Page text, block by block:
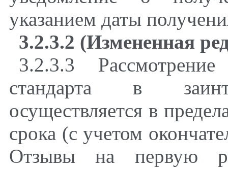
указанием даты
3.2.3.2 (Измененная
3.2.3.3
стандарта в
осуществляется в
срока (с учетом
Отзывы на первую